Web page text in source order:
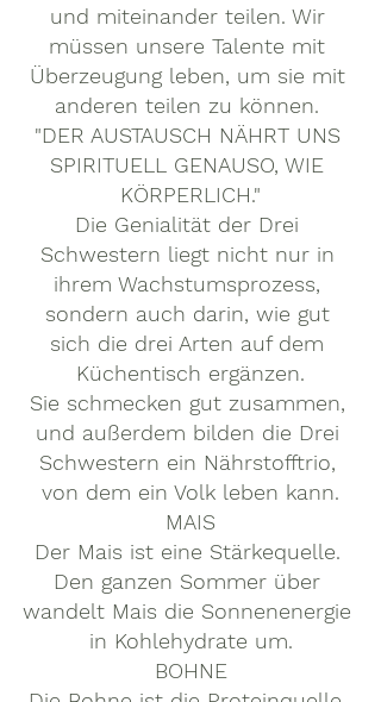
und miteinander teilen. Wir
müssen unsere Talente mit
Überzeugung leben, um sie mit
anderen teilen zu können.
"DER AUSTAUSCH NÄHRT UNS
SPIRITUELL GENAUSO, WIE
KÖRPERLICH."
Die Genialität der Drei
Schwestern liegt nicht nur in
ihrem Wachstumsprozess,
sondern auch darin, wie gut
sich die drei Arten auf dem
Küchentisch ergänzen.
Sie schmecken gut zusammen,
und außerdem bilden die Drei
Schwestern ein Nährstofftrio,
von dem ein Volk leben kann.
MAIS
Der Mais ist eine Stärkequelle.
Den ganzen Sommer über
wandelt Mais die Sonnenenergie
in Kohlehydrate um.
BOHNE